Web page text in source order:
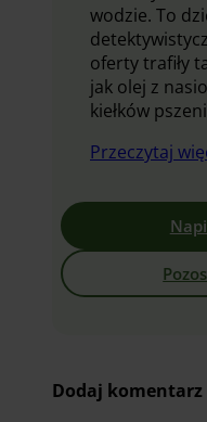
wodzie. To
oferty trafiły
jak olej z
kiełków
Przeczytaj
Dodaj komentarz